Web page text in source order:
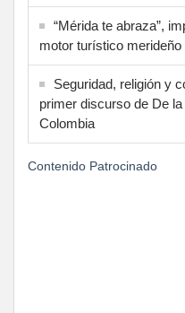
“Mérida te abraza”,
motor turístico merideño
Seguridad, religión y
primer discurso de De
Colombia
Contenido Patrocinado